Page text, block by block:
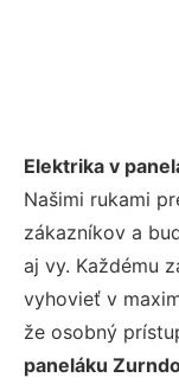
Elektrika v
Našimi rukami
zákazníkov a
aj vy. Každému
vyhovieť v
že osobný
paneláku